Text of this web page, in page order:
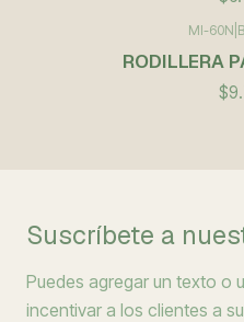
MI-60N
RODILLERA
Suscríbete a
Puedes agregar un texto o
incentivar a los clientes a